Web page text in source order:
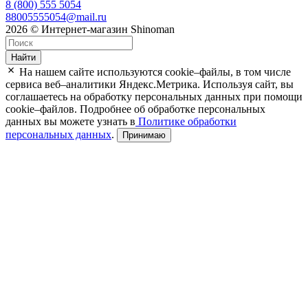
8 (800) 555 5054
88005555054@mail.ru
2026 © Интернет-магазин Shinoman
Найти
На нашем сайте используются cookie–файлы, в том числе
сервиса веб–аналитики Яндекс.Метрика. Используя сайт, вы
соглашаетесь на обработку персональных данных при помощи
cookie–файлов. Подробнее об обработке персональных
данных вы можете узнать в Политике обработки
персональных данных. Принимаю